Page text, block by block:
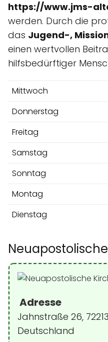
https://www.jms-
werden. Durch die
das Jugend-,
einen wertvollen
hilfsbedürftiger
Mittwoch
Donnerstag
Freitag
Samstag
Sonntag
Montag
Dienstag
Adresse
Jahnstraße 26,
Deutschland